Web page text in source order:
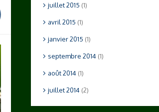
juillet 2015 (1)
avril 2015 (1)
janvier 2015 (1)
septembre 2014 (1)
août 2014 (1)
juillet 2014 (2)